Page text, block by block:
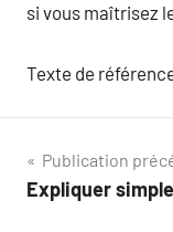
si vous maîtrisez
Texte de
de
Publication
Expliquer